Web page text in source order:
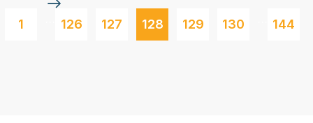
1 126 127 128 129 130 144